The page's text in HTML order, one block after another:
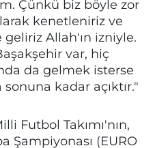
Çünkü biz böyle zor
kenetleniriz ve
Allah'ın izniyle.
var, hiç
da gelmek isterse
kadar açıktır."
Futbol Takımı'nın,
Şampiyonası (EURO